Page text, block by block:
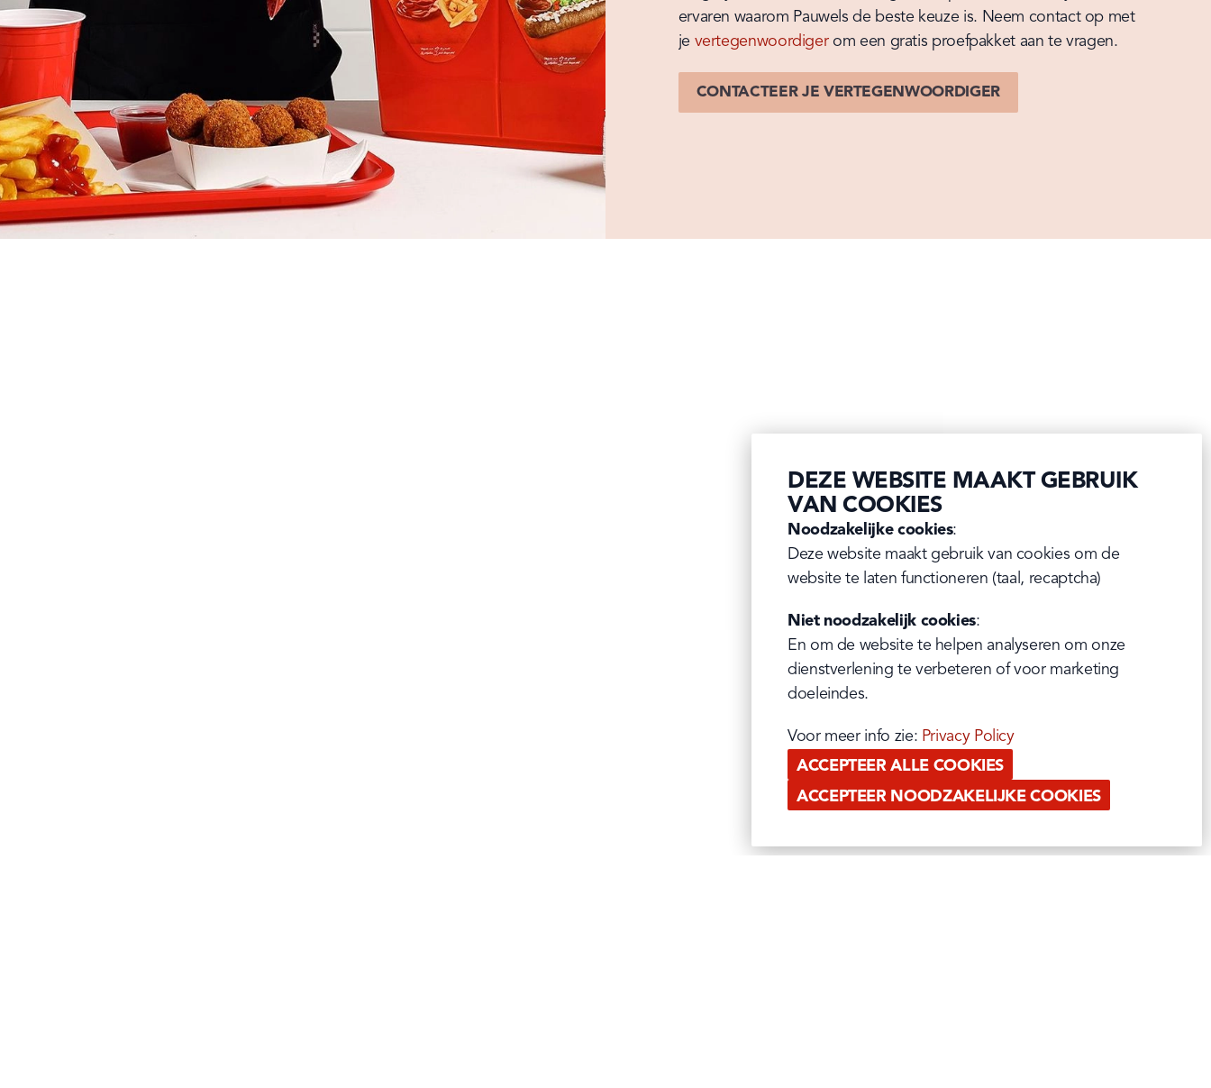
ervaren waarom Pauwels de beste keuze is. Neem contact op met
je vertegenwoordiger om een gratis proefpakket aan te vragen.
CONTACTEER JE VERTEGENWOORDIGER
DEZE WEBSITE MAAKT GEBRUIK
VAN COOKIES
Noodzakelijke cookies:
Deze website maakt gebruik van cookies om de
website te laten functioneren (taal, recaptcha)
Niet noodzakelijk cookies:
En om de website te helpen analyseren om onze
dienstverlening te verbeteren of voor marketing
doeleindes.
Voor meer info zie: Privacy Policy
ACCEPTEER ALLE COOKIES
ACCEPTEER NOODZAKELIJKE COOKIES